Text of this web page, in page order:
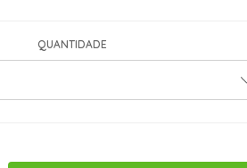
QUANTIDADE